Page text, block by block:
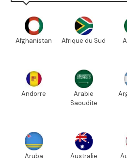
Afghanistan Afrique du Sud
Andorre
Arabie
Saoudite
Aruba Australie